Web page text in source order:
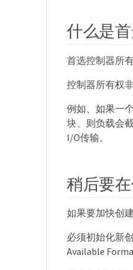
什么是
首选控制器所
控制器所有权
例如、如果一
块、则负载会
I/O传输。
稍后要
如果要加快创
必须初始化新
Available